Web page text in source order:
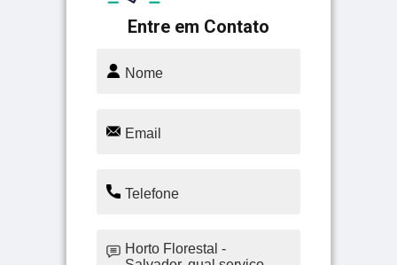
Entre em Contato